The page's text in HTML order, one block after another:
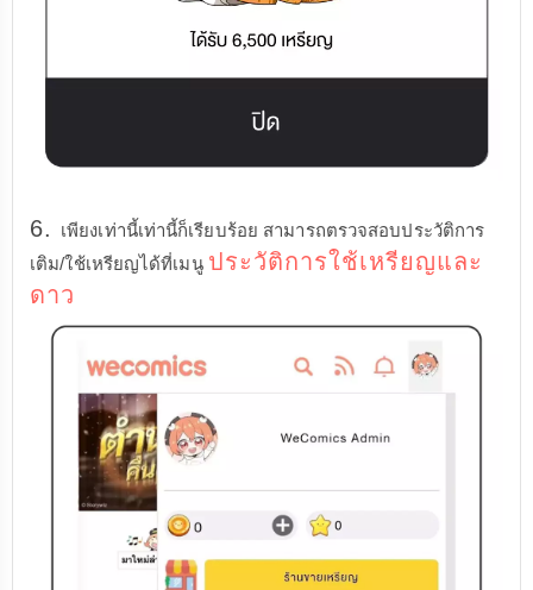
6.
เพียงเท่านี้เท่านี้ก็เรียบร้อย สามารถตรวจสอบประวัติการ
เติม/ใช้เหรียญได้ที่เมนู ประวัติการใช้เหรียญและ
ดาว